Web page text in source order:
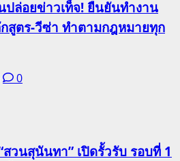
ปล่อยข่าวเท็จ! ยืนยันทำงาน
สูตร-วีซ่า ทำตามกฎหมายทุก
0
วนสุนันทา” เปิดรั้วรับ รอบที่ 1